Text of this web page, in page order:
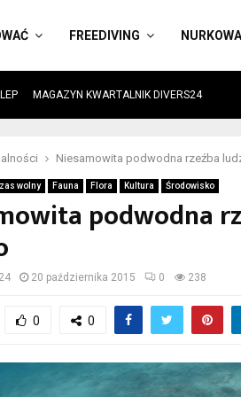
FREEDIVING
MAGAZYN KWARTALNIK DIVERS24
Niesamowita podwodna rzeźba
wolny Fauna Flora Kultura Środowisko
podwodna
20 października 2015 0 238
0 0